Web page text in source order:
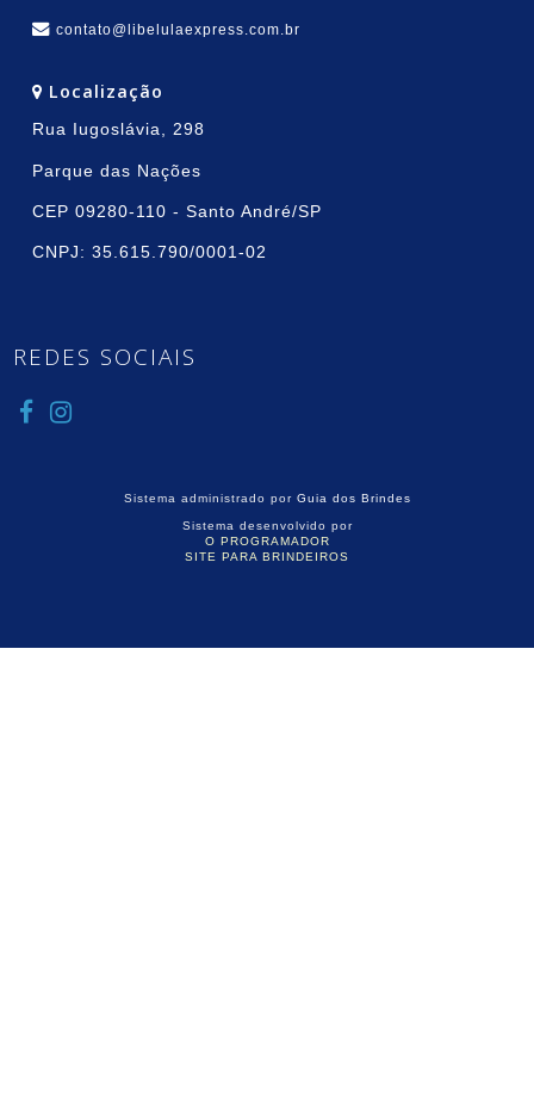
contato@libelulaexpress.com.br
Localização
Rua Iugoslávia, 298
Parque das Nações
CEP 09280-110 - Santo André/SP
CNPJ: 35.615.790/0001-02
REDES SOCIAIS
Sistema administrado por Guia dos Brindes
Sistema desenvolvido por
O PROGRAMADOR
SITE PARA BRINDEIROS